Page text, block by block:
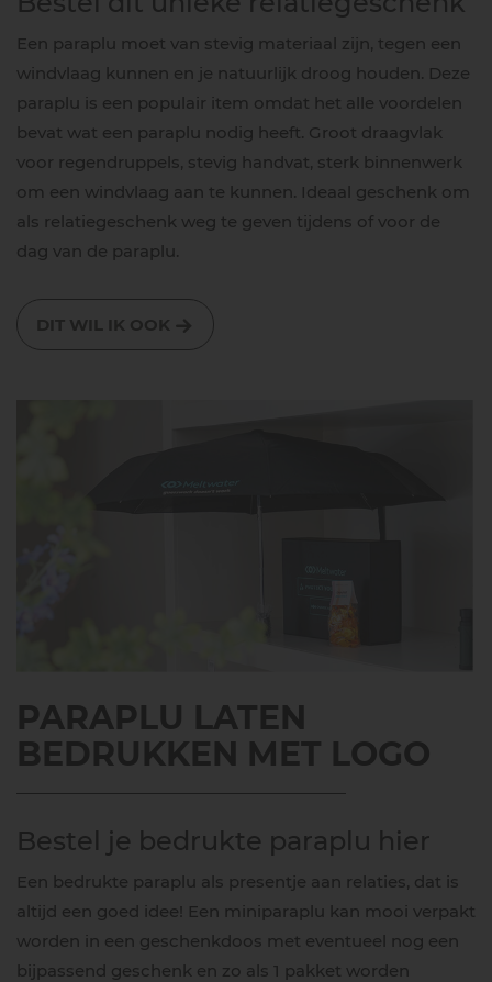
Een paraplu moet van stevig materiaal zijn, tegen een
windvlaag kunnen en je natuurlijk droog houden. Deze
paraplu is een populair item omdat het alle voordelen
bevat wat een paraplu nodig heeft. Groot draagvlak
voor regendruppels, stevig handvat, sterk binnenwerk
om een windvlaag aan te kunnen. Ideaal geschenk om
als relatiegeschenk weg te geven tijdens of voor de
dag van de paraplu.
DIT WIL IK OOK
PARAPLU LATEN
BEDRUKKEN MET LOGO
Bestel je bedrukte paraplu hier
Een bedrukte paraplu als presentje aan relaties, dat is
altijd een goed idee! Een miniparaplu kan mooi verpakt
worden in een geschenkdoos met eventueel nog een
bijpassend geschenk en zo als 1 pakket worden